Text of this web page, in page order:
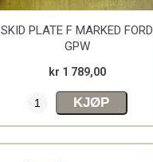
SKID PLATE F MARKED FORD
GPW
kr 1 789,00
KJØP